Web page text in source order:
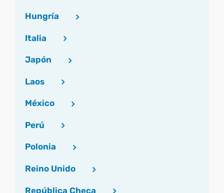
Hungría
Italia
Japón
Laos
México
Perú
Polonia
Reino Unido
República Checa